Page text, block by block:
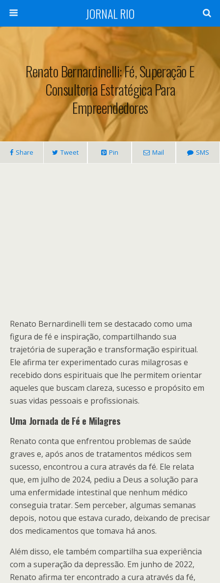
JORNAL RIO
Renato Bernardinelli: Fé, Superação E
Consultoria Estratégica Para
Empreendedores
Share Tweet Pin Mail SMS
Renato Bernardinelli tem se destacado como uma
figura de fé e inspiração, compartilhando sua
trajetória de superação e transformação espiritual.
Ele afirma ter experimentado curas milagrosas e
recebido dons espirituais que lhe permitem orientar
aqueles que buscam clareza, sucesso e propósito em
suas vidas pessoais e profissionais.
Uma Jornada de Fé e Milagres
Renato conta que enfrentou problemas de saúde
graves e, após anos de tratamentos médicos sem
sucesso, encontrou a cura através da fé. Ele relata
que, em julho de 2024, pediu a Deus a solução para
uma enfermidade intestinal que nenhum médico
conseguia tratar. Sem perceber, algumas semanas
depois, notou que estava curado, deixando de precisar
dos medicamentos que tomava há anos.
Além disso, ele também compartilha sua experiência
com a superação da depressão. Em junho de 2022,
Renato afirma ter encontrado a cura através da fé,